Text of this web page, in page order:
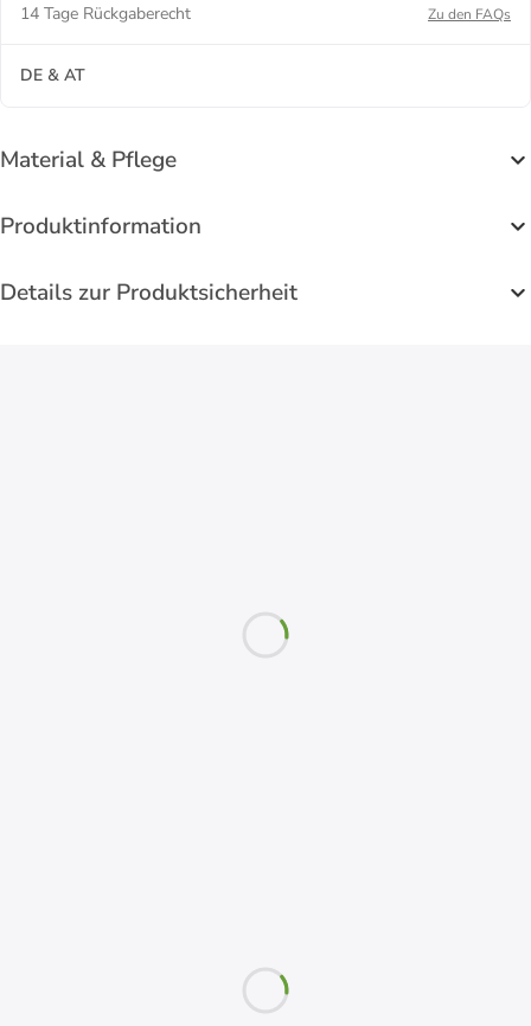
14 Tage Rückgaberecht
Zu den FAQs
DE & AT
Material & Pflege
Produktinformation
Details zur Produktsicherheit